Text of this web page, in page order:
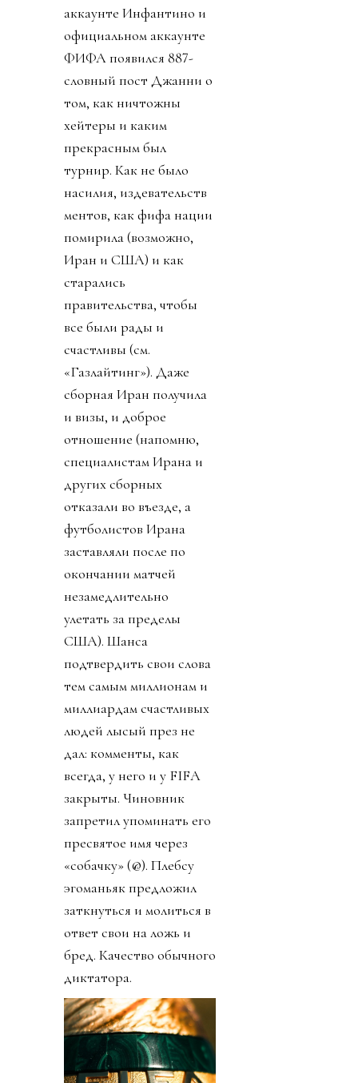
аккаунте Инфантино и
официальном аккаунте
ФИФА появился 887-
словный пост Джанни о
том, как ничтожны
хейтеры и каким
прекрасным был
турнир. Как не было
насилия, издевательств
ментов, как фифа нации
помирила (возможно,
Иран и США) и как
старались
правительства, чтобы
все были рады и
счастливы (см.
«Газлайтинг»). Даже
сборная Иран получила
и визы, и доброе
отношение (напомню,
специалистам Ирана и
других сборных
отказали во въезде, а
футболистов Ирана
заставляли после по
окончании матчей
незамедлительно
улетать за пределы
США). Шанса
подтвердить свои слова
тем самым миллионам и
миллиардам счастливых
людей лысый през не
дал: комменты, как
всегда, у него и у FIFA
закрыты. Чиновник
запретил упоминать его
пресвятое имя через
«собачку» (@). Плебсу
эгоманьяк предложил
заткнуться и молиться в
ответ свои на ложь и
бред. Качество обычного
диктатора.